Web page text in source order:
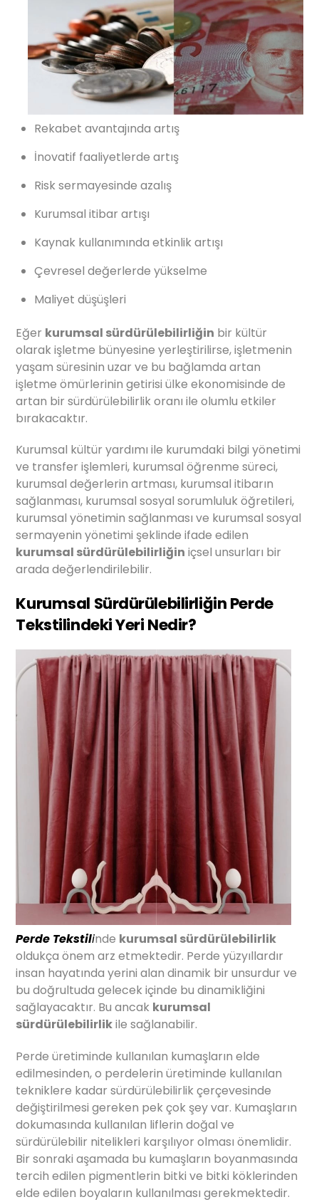
Rekabet avantajında artış
İnovatif faaliyetlerde artış
Risk sermayesinde azalış
Kurumsal itibar artışı
Kaynak kullanımında etkinlik artışı
Çevresel değerlerde yükselme
Maliyet düşüşleri
Eğer kurumsal sürdürülebilirliğin bir kültür
olarak işletme bünyesine yerleştirilirse, işletmenin
yaşam süresinin uzar ve bu bağlamda artan
işletme ömürlerinin getirisi ülke ekonomisinde de
artan bir sürdürülebilirlik oranı ile olumlu etkiler
bırakacaktır.
Kurumsal kültür yardımı ile kurumdaki bilgi yönetimi
ve transfer işlemleri, kurumsal öğrenme süreci,
kurumsal değerlerin artması, kurumsal itibarın
sağlanması, kurumsal sosyal sorumluluk öğretileri,
kurumsal yönetimin sağlanması ve kurumsal sosyal
sermayenin yönetimi şeklinde ifade edilen
kurumsal sürdürülebilirliğin içsel unsurları bir
arada değerlendirilebilir.
Kurumsal Sürdürülebilirliğin Perde
Tekstilindeki Yeri Nedir?
Perde Tekstilinde kurumsal sürdürülebilirlik
oldukça önem arz etmektedir. Perde yüzyıllardır
insan hayatında yerini alan dinamik bir unsurdur ve
bu doğrultuda gelecek içinde bu dinamikliğini
sağlayacaktır. Bu ancak kurumsal
sürdürülebilirlikile sağlanabilir.
Perde üretiminde kullanılan kumaşların elde
edilmesinden, o perdelerin üretiminde kullanılan
tekniklere kadar sürdürülebilirlik çerçevesinde
değiştirilmesi gereken pek çok şey var. Kumaşların
dokumasında kullanılan liflerin doğal ve
sürdürülebilir nitelikleri karşılıyor olması önemlidir.
Bir sonraki aşamada bu kumaşların boyanmasında
tercih edilen pigmentlerin bitki ve bitki köklerinden
elde edilen boyaların kullanılması gerekmektedir.